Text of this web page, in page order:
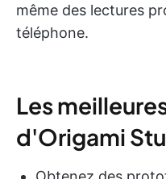
même des lectures
téléphone.
Les
d'Origami